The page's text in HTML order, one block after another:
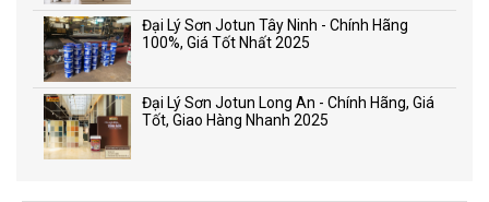
Đại Lý Sơn Jotun Tây Ninh - Chính Hãng
100%, Giá Tốt Nhất 2025
Đại Lý Sơn Jotun Long An - Chính Hãng, Giá
Tốt, Giao Hàng Nhanh 2025